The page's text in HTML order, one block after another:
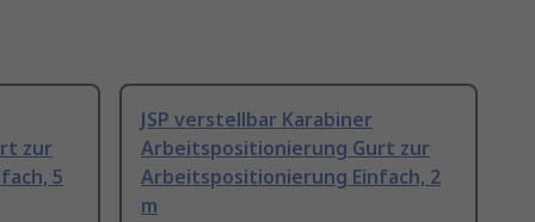
zur
5
JSP verstellbar Karabiner
Arbeitspositionierung Gurt zur
Arbeitspositionierung Einfach, 2
m